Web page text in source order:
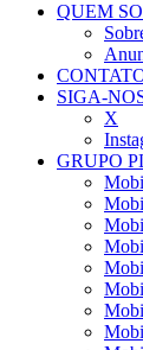
QUEM
SIGA-
X
GRUPO